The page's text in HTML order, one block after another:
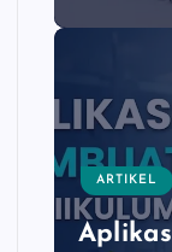
ARTIKEL